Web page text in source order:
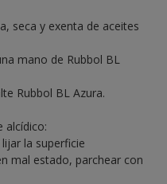
seca y exenta de aceites
mano de Rubbol BL
Rubbol BL Azura.
alcídico:
la superficie
mal estado, parchear con